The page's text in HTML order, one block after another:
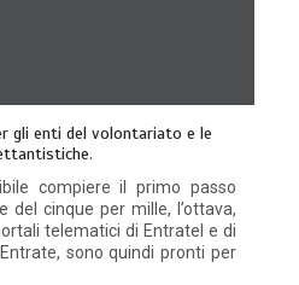
gli enti del volontariato e le
compiere il primo passo
del cinque per mille, l’ottava,
telematici di Entratel e di
sono quindi pronti per